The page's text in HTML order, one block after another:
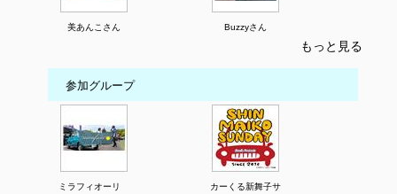
美あんこさん Buzzyさん
もっと見る
参加グループ
ミラフィオーリ
カーくる新舞子サ